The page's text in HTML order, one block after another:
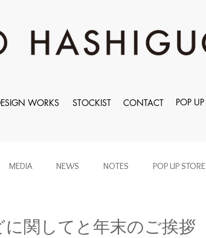
WORKS STOCKIST CONTACT POP UP
MEDIA NEWS NOTES POP UP STORE
関してと年末のご挨拶